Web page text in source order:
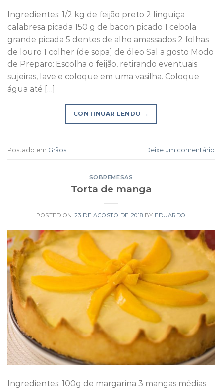
Ingredientes: 1/2 kg de feijão preto 2 linguiça
calabresa picada 150 g de bacon picado 1 cebola
grande picada 5 dentes de alho amassados 2 folhas
de louro 1 colher (de sopa) de óleo Sal a gosto Modo
de Preparo: Escolha o feijão, retirando eventuais
sujeiras, lave e coloque em uma vasilha. Coloque
água até […]
CONTINUAR LENDO →
Postado em Grãos Deixe um comentário
SOBREMESAS
Torta de manga
POSTED ON 23 DE AGOSTO DE 2018 BY EDUARDO
Ingredientes: 100g de margarina 3 mangas médias